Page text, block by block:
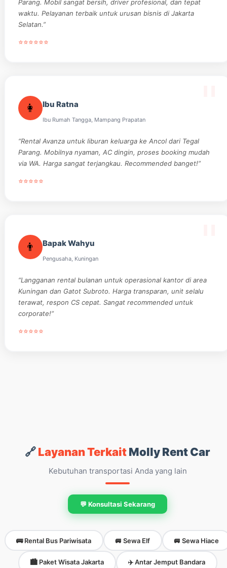
Parang. Mobil sangat bersih, driver profesional, dan tepat
waktu. Pelayanan terbaik untuk urusan bisnis di Jakarta
Selatan.”
⭐⭐⭐⭐⭐⭐
👩 Ibu Ratna
Ibu Rumah Tangga, Mampang Prapatan
“Rental Avanza untuk liburan keluarga ke Ancol dari Tegal
Parang. Mobilnya nyaman, AC dingin, proses booking mudah
via WA. Harga sangat terjangkau. Recommended banget!”
⭐⭐⭐⭐⭐
👨 Bapak Wahyu
Pengusaha, Kuningan
“Langganan rental bulanan untuk operasional kantor di area
Kuningan dan Gatot Subroto. Harga transparan, unit selalu
terawat, respon CS cepat. Sangat recommended untuk
corporate!”
⭐⭐⭐⭐⭐
🔗Layanan TerkaitMolly Rent Car
Kebutuhan transportasi Anda yang lain
💬 Konsultasi Sekarang
🚌 Rental Bus Pariwisata 🚐 Sewa Elf 🚐 Sewa Hiace
🏙️ Paket Wisata Jakarta ✈️ Antar Jemput Bandara